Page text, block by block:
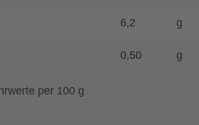
6,2 g
0,50 g
per 100 g